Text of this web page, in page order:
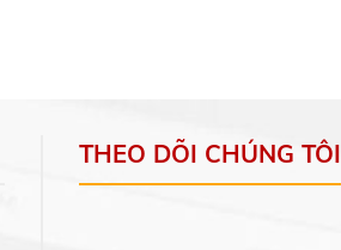
THEO DÕI CHÚNG TÔI